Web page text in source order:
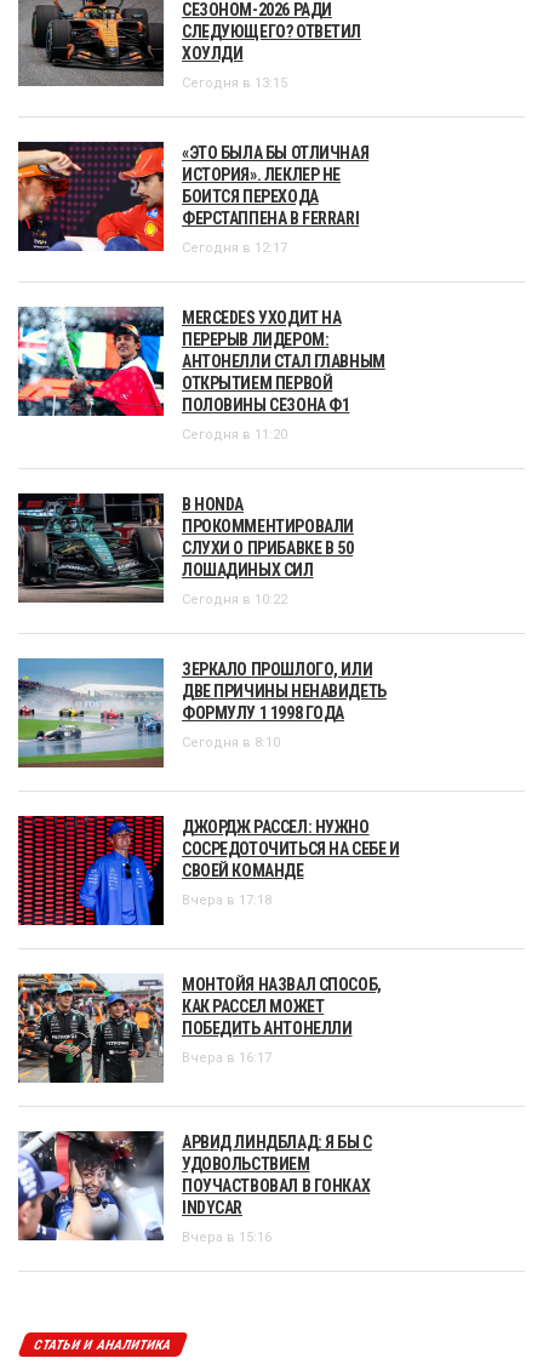
СЕЗОНОМ-2026 РАДИ
СЛЕДУЮЩЕГО? ОТВЕТИЛ
ХОУЛДИ
Сегодня в 13:15
«ЭТО БЫЛА БЫ ОТЛИЧНАЯ
ИСТОРИЯ». ЛЕКЛЕР НЕ
БОИТСЯ ПЕРЕХОДА
ФЕРСТАППЕНА В FERRARI
Сегодня в 12:17
MERCEDES УХОДИТ НА
ПЕРЕРЫВ ЛИДЕРОМ:
АНТОНЕЛЛИ СТАЛ ГЛАВНЫМ
ОТКРЫТИЕМ ПЕРВОЙ
ПОЛОВИНЫ СЕЗОНА Ф1
Сегодня в 11:20
В HONDA
ПРОКОММЕНТИРОВАЛИ
СЛУХИ О ПРИБАВКЕ В 50
ЛОШАДИНЫХ СИЛ
Сегодня в 10:22
ЗЕРКАЛО ПРОШЛОГО, ИЛИ
ДВЕ ПРИЧИНЫ НЕНАВИДЕТЬ
ФОРМУЛУ 1 1998 ГОДА
Сегодня в 8:10
ДЖОРДЖ РАССЕЛ: НУЖНО
СОСРЕДОТОЧИТЬСЯ НА СЕБЕ И
СВОЕЙ КОМАНДЕ
Вчера в 17:18
МОНТОЙЯ НАЗВАЛ СПОСОБ,
КАК РАССЕЛ МОЖЕТ
ПОБЕДИТЬ АНТОНЕЛЛИ
Вчера в 16:17
АРВИД ЛИНДБЛАД: Я БЫ С
УДОВОЛЬСТВИЕМ
ПОУЧАСТВОВАЛ В ГОНКАХ
INDYCAR
Вчера в 15:16
СТАТЬИ И АНАЛИТИКА